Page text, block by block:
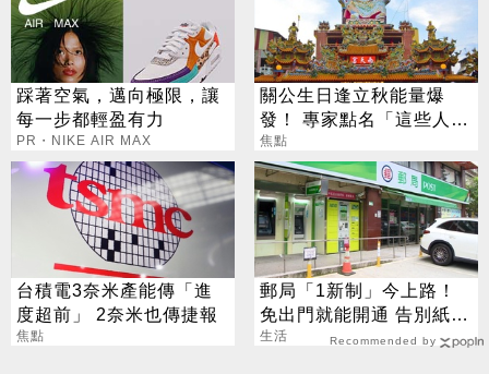
踩著空氣，邁向極限，讓
每一步都輕盈有力
PR・NIKE AIR MAX
關公生日逢立秋能量爆
發！ 專家點名「這些人」
別亂拜
焦點
台積電3奈米產能傳「進
度超前」 2奈米也傳捷報
焦點
郵局「1新制」今上路！
免出門就能開通 告別紙本
不用跑臨櫃
生活 Recommended by